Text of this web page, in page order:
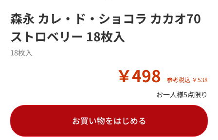
森永 カレ・ド・ショコラ カカオ70
ストロベリー 18枚入
￥498 参考税込 ￥538
お一人様5点限り
18枚入
お買い物をはじめる